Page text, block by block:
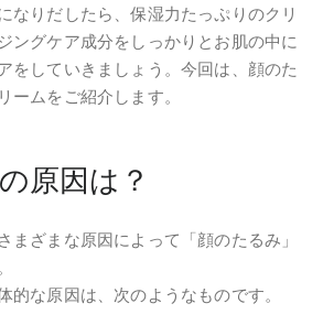
なりだしたら、保湿力たっぷりのクリ
ングケア成分をしっかりとお肌の中に
をしていきましょう。今回は、顔のた
ームをご紹介します。
原因は？
まざまな原因によって「顔のたるみ」
的な原因は、次のようなものです。